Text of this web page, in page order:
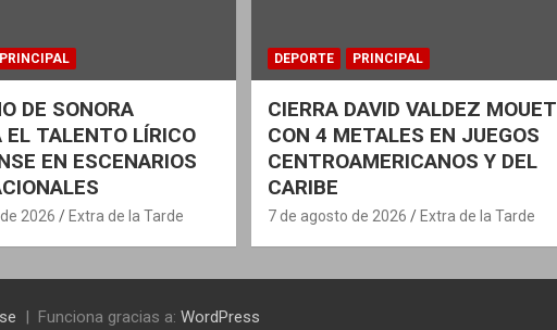
PRINCIPAL
DE SONORA
EL TALENTO LÍRICO
EN ESCENARIOS
2026 Extra de la Tarde
DEPORTE PRINCIPAL
CIERRA DAVID VALDEZ MOUET
CON 4 METALES EN JUEGOS
CENTROAMERICANOS Y DEL
CARIBE
7 de agosto de 2026 Extra de la Tarde
Funciona gracias a: WordPress